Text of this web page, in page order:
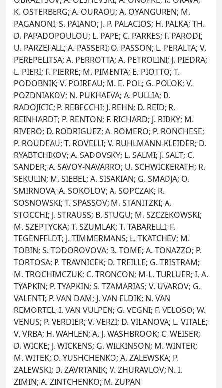
K. OSTERBERG; A. OURAOU; A. OYANGUREN; M.
PAGANONI; S. PAIANO; J. P. PALACIOS; H. PALKA; TH.
D. PAPADOPOULOU; L. PAPE; C. PARKES; F. PARODI;
U. PARZEFALL; A. PASSERI; O. PASSON; L. PERALTA; V.
PEREPELITSA; A. PERROTTA; A. PETROLINI; J. PIEDRA;
L. PIERI; F. PIERRE; M. PIMENTA; E. PIOTTO; T.
PODOBNIK; V. POIREAU; M. E. POL; G. POLOK; V.
POZDNIAKOV; N. PUKHAEVA; A. PULLIA; D.
RADOJICIC; P. REBECCHI; J. REHN; D. REID; R.
REINHARDT; P. RENTON; F. RICHARD; J. RIDKY; M.
RIVERO; D. RODRIGUEZ; A. ROMERO; P. RONCHESE;
P. ROUDEAU; T. ROVELLI; V. RUHLMANN-KLEIDER; D.
RYABTCHIKOV; A. SADOVSKY; L. SALMI; J. SALT; C.
SANDER; A. SAVOY-NAVARRO; U. SCHWICKERATH; R.
SEKULIN; M. SIEBEL; A. SISAKIAN; G. SMADJA; O.
SMIRNOVA; A. SOKOLOV; A. SOPCZAK; R.
SOSNOWSKI; T. SPASSOV; M. STANITZKI; A.
STOCCHI; J. STRAUSS; B. STUGU; M. SZCZEKOWSKI;
M. SZEPTYCKA; T. SZUMLAK; T. TABARELLI; F.
TEGENFELDT; J. TIMMERMANS; L. TKATCHEV; M.
TOBIN; S. TODOROVOVA; B. TOME; A. TONAZZO; P.
TORTOSA; P. TRAVNICEK; D. TREILLE; G. TRISTRAM;
M. TROCHIMCZUK; C. TRONCON; M-L. TURLUER; I. A.
TYAPKIN; P. TYAPKIN; S. TZAMARIAS; V. UVAROV; G.
VALENTI; P. VAN DAM; J. VAN ELDIK; N. VAN
REMORTEL; I. VAN VULPEN; G. VEGNI; F. VELOSO; W.
VENUS; P. VERDIER; V. VERZI; D. VILANOVA; L. VITALE;
V. VRBA; H. WAHLEN; A. J. WASHBROOK; C. WEISER;
D. WICKE; J. WICKENS; G. WILKINSON; M. WINTER;
M. WITEK; O. YUSHCHENKO; A. ZALEWSKA; P.
ZALEWSKI; D. ZAVRTANIK; V. ZHURAVLOV; N. I.
ZIMIN; A. ZINTCHENKO; M. ZUPAN